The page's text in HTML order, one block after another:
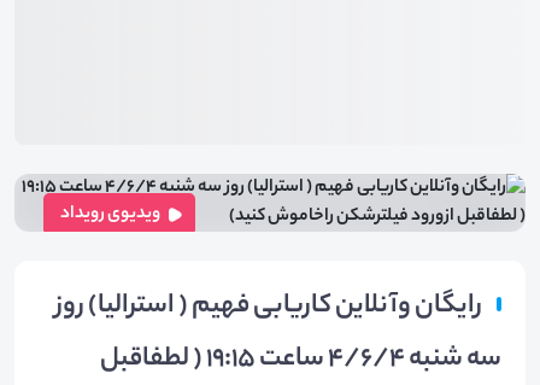
رایگان وآنلاین کاریابی فهیم ( استرالیا) روز
سه شنبه 4/6/4 ساعت 19:15 ( لطفاقبل
ویدیوی رویداد